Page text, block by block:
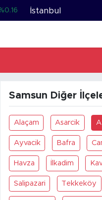
0.76
İstanbul
Samsun Diğer
Alaçam Asarcik
Ayvacik Bafra
Havza İlkadim
Salipazari Tekkeköy